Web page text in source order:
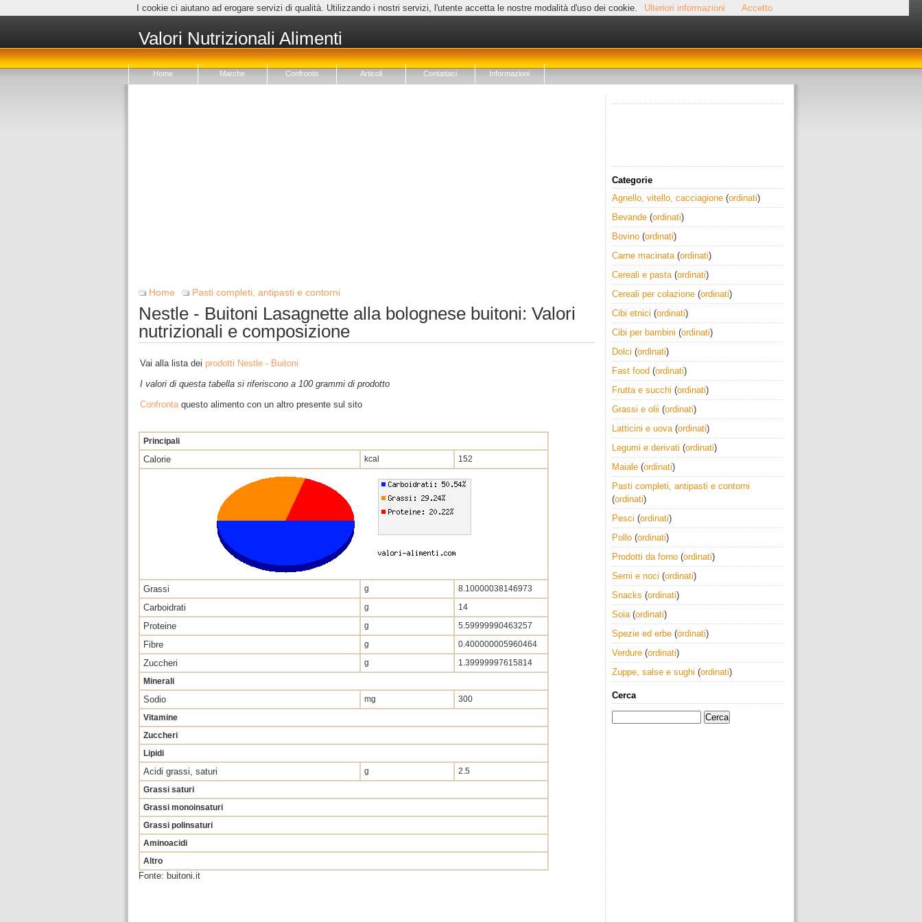
I cookie ci aiutano ad erogare servizi di qualità. Utilizzando i nostri servizi, l'utente accetta le nostre modalità d'uso dei cookie. Ulteriori informazioni Accetto
Valori Nutrizionali Alimenti
Home Marche Confronto Articoli Contattaci Informazioni
Home Pasti completi, antipasti e contorni
Nestle - Buitoni Lasagnette alla bolognese buitoni: Valori
nutrizionali e composizione
Vai alla lista dei prodotti Nestle - Buitoni
I valori di questa tabella si riferiscono a 100 grammi di prodotto
Confrontaquesto alimento con un altro presente sul sito
Principali
Calorie kcal 152
Grassi g 8.10000038146973
Carboidrati g 14
Proteine g 5.59999990463257
Fibre g 0.400000005960464
Zuccheri g
1.39999997615814
Minerali
Sodio mg
300
Vitamine
Zuccheri
Lipidi
Acidi grassi, saturi g
2.5
Grassi saturi
Grassi monoinsaturi
Grassi polinsaturi
Aminoacidi
Altro
Fonte: buitoni.it
Categorie
Agnello, vitello, cacciagione (ordinati)
Bevande (ordinati)
Bovino (ordinati)
Carne macinata(ordinati)
Cereali e pasta(ordinati)
Cereali per colazione (ordinati)
Cibi etnici (ordinati)
Cibi per bambini (ordinati)
Dolci (ordinati)
Fast food (ordinati)
Frutta e succhi (ordinati)
Grassi e olii (ordinati)
Latticini e uova(ordinati)
Legumi e derivati (ordinati)
Maiale (ordinati)
Pasti completi, antipasti e contorni
(ordinati)
Pesci (ordinati)
Pollo (ordinati)
Prodotti da forno (ordinati)
Semi e noci (ordinati)
Snacks (ordinati)
Soia(ordinati)
Spezie ed erbe (ordinati)
Verdure (ordinati)
Zuppe, salse e sughi (ordinati)
Cerca